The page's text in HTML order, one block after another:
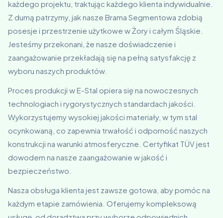
każdego projektu, traktując każdego klienta indywidualnie.
Z dumą patrzymy, jak nasze Brama Segmentowa zdobią
posesje i przestrzenie użytkowe w Żory i całym Śląskie.
Jesteśmy przekonani, że nasze doświadczenie i
zaangażowanie przekładają się na pełną satysfakcję z
wyboru naszych produktów.
Proces produkcji w E-Stal opiera się na nowoczesnych
technologiach i rygorystycznych standardach jakości.
Wykorzystujemy wysokiej jakości materiały, w tym stal
ocynkowaną, co zapewnia trwałość i odporność naszych
konstrukcji na warunki atmosferyczne. Certyfikat TÜV jest
dowodem na nasze zaangażowanie w jakość i
bezpieczeństwo.
Nasza obsługa klienta jest zawsze gotowa, aby pomóc na
każdym etapie zamówienia. Oferujemy kompleksową